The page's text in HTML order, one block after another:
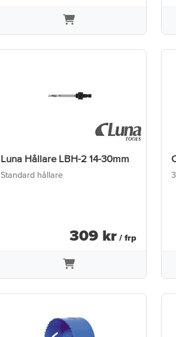
Luna Hållare LBH-2 14-30mm
Standard hållare
309 kr / frp